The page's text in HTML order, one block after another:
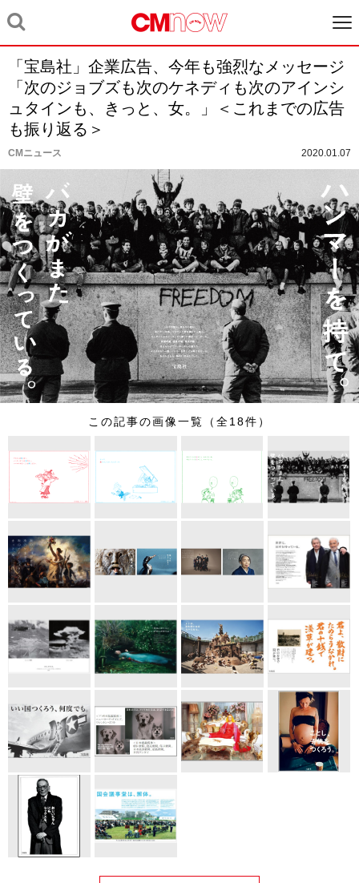
「宝島社」企業広告、今年も強烈なメッセージ
「次のジョブズも次のケネディも次のアインシ
ュタインも、きっと、女。」＜これまでの広告
も振り返る＞
CMニュース 2020.01.07
この記事の画像一覧（全18件）